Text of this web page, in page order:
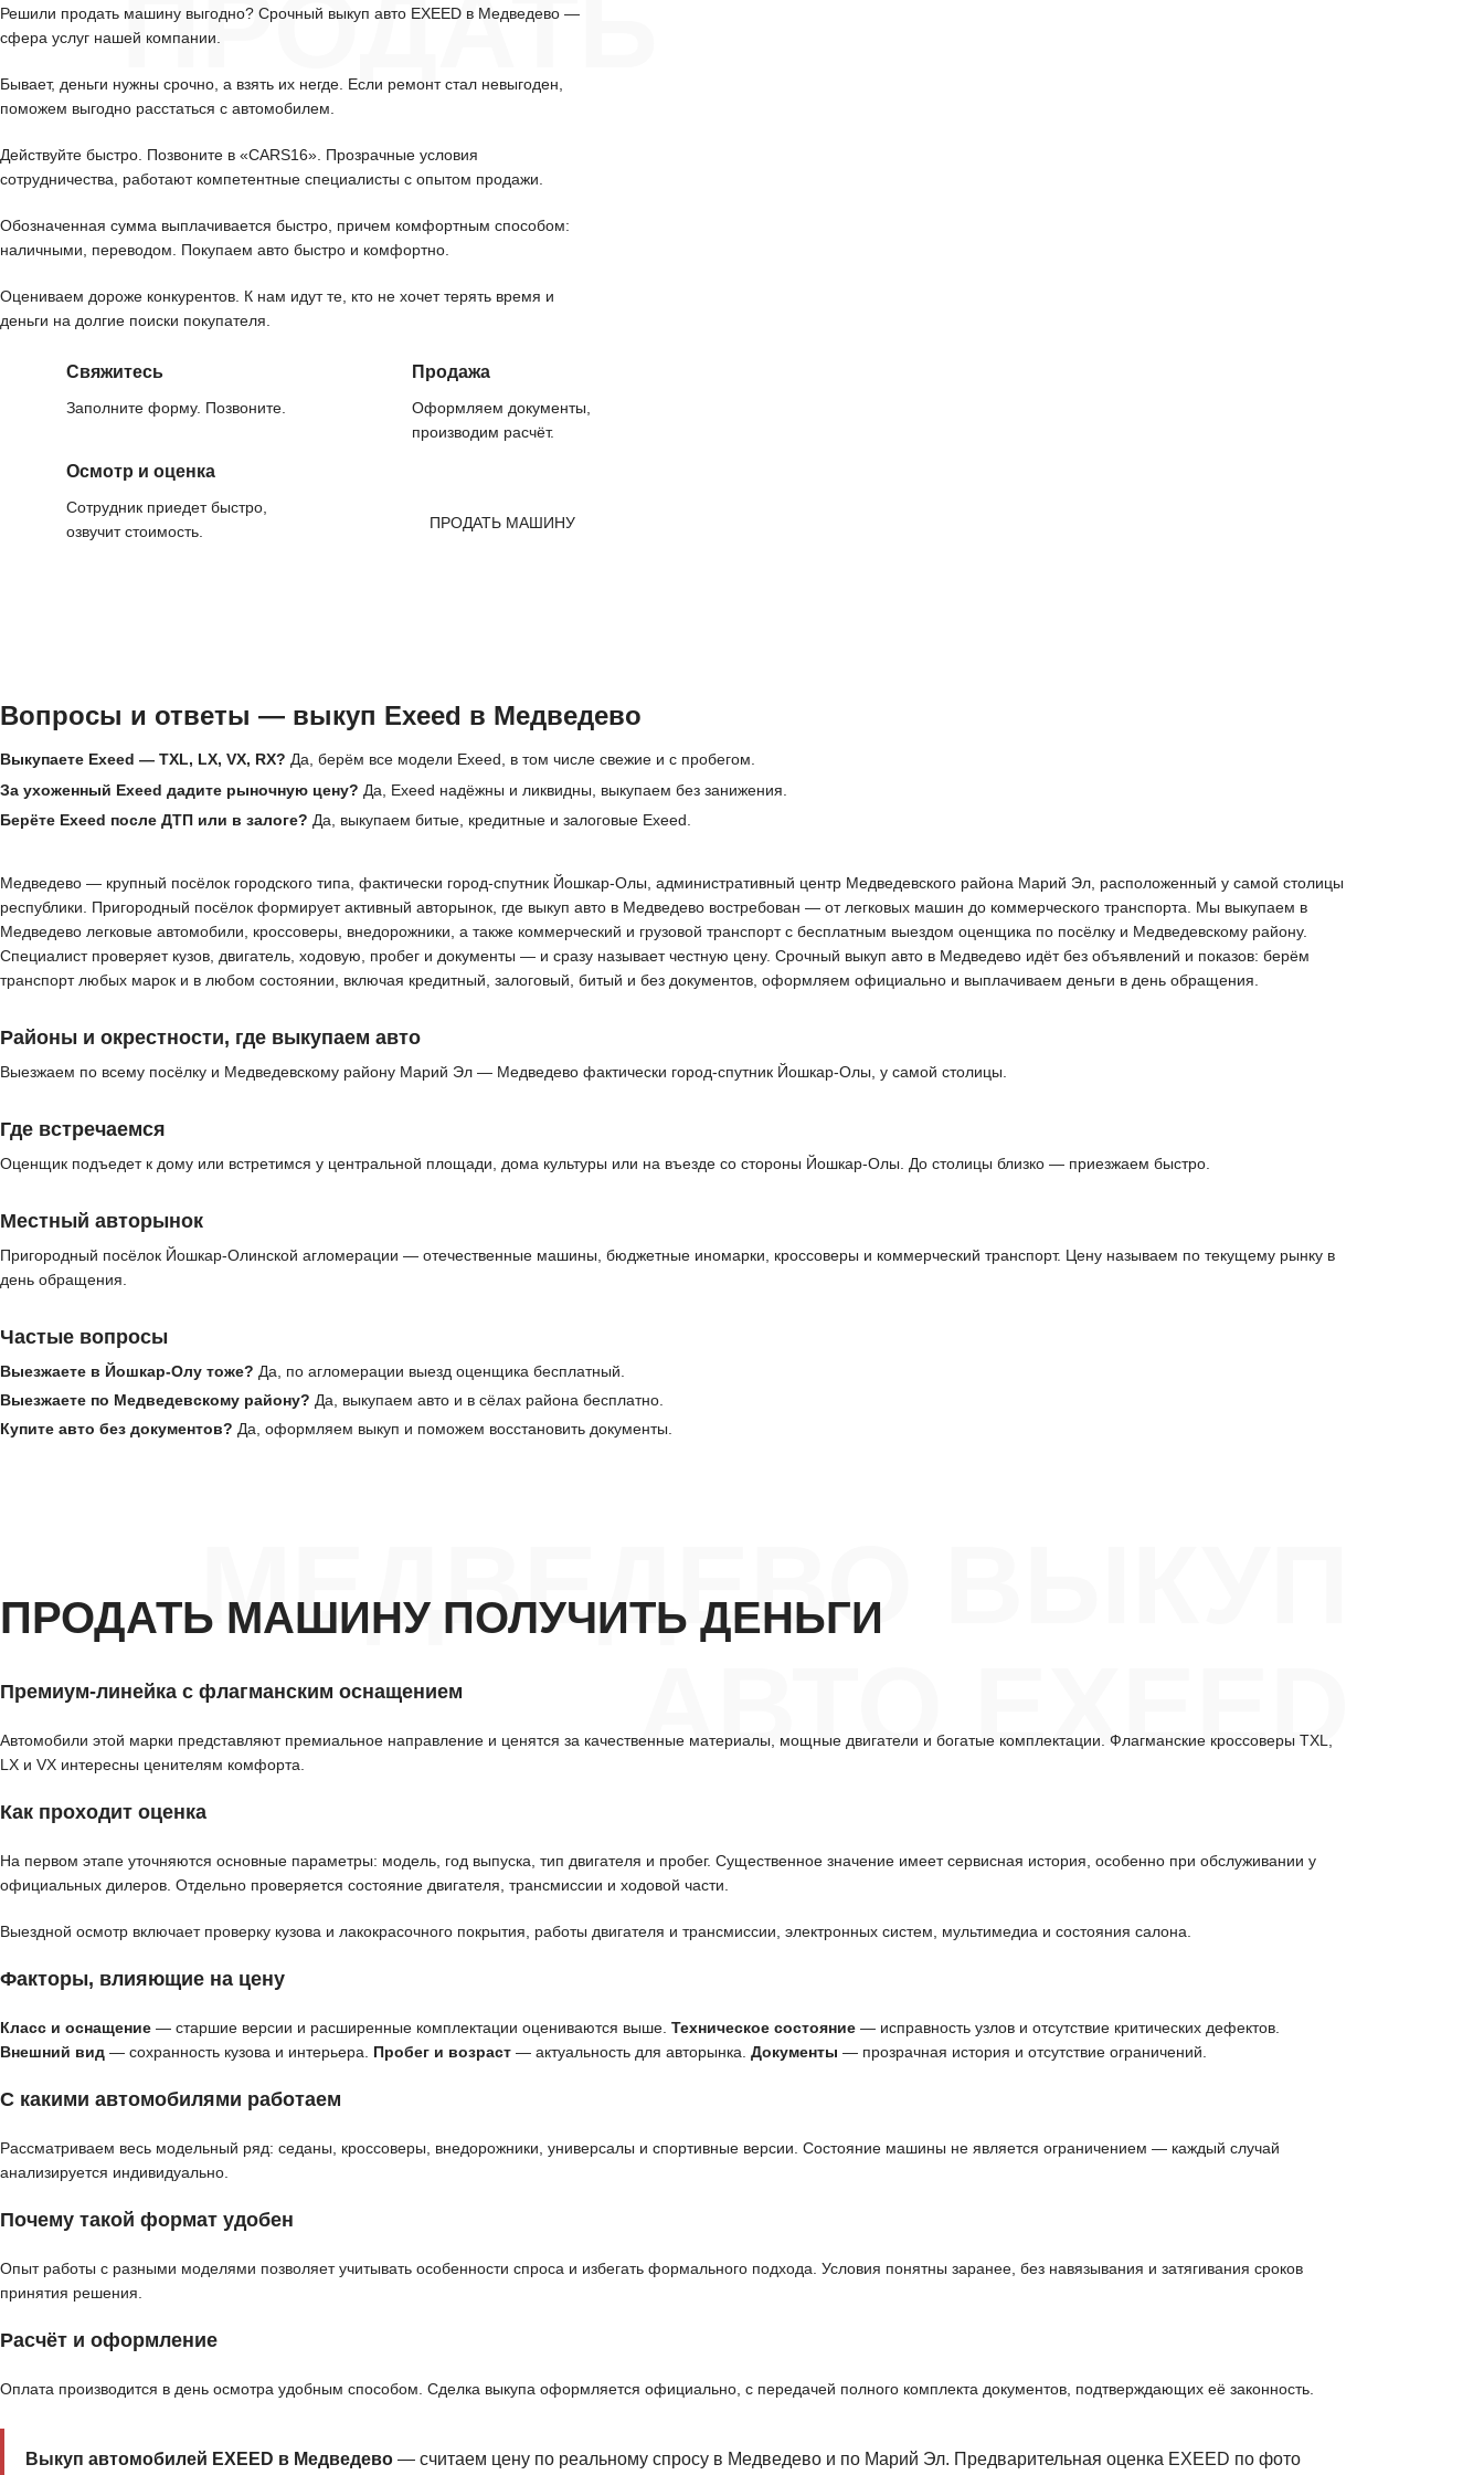
ПРОДАТЬ
Решили продать машину выгодно? Срочный выкуп авто EXEED в Медведево —
сфера услуг нашей компании.
Бывает, деньги нужны срочно, а взять их негде. Если ремонт стал невыгоден,
поможем выгодно расстаться с автомобилем.
Действуйте быстро. Позвоните в «CARS16». Прозрачные условия
сотрудничества, работают компетентные специалисты с опытом продажи.
Обозначенная сумма выплачивается быстро, причем комфортным способом:
наличными, переводом. Покупаем авто быстро и комфортно.
Оцениваем дороже конкурентов. К нам идут те, кто не хочет терять время и
деньги на долгие поиски покупателя.
Свяжитесь
Заполните форму. Позвоните.
Осмотр и оценка
Сотрудник приедет быстро,
озвучит стоимость.
Продажа
Оформляем документы,
производим расчёт.
ПРОДАТЬ МАШИНУ
Вопросы и ответы — выкуп Exeed в Медведево
Выкупаете Exeed — TXL, LX, VX, RX? Да, берём все модели Exeed, в том числе свежие и с пробегом.
За ухоженный Exeed дадите рыночную цену? Да, Exeed надёжны и ликвидны, выкупаем без занижения.
Берёте Exeed после ДТП или в залоге? Да, выкупаем битые, кредитные и залоговые Exeed.
Медведево — крупный посёлок городского типа, фактически город-спутник Йошкар-Олы, административный центр Медведевского района Марий Эл, расположенный у самой столицы
республики. Пригородный посёлок формирует активный авторынок, где выкуп авто в Медведево востребован — от легковых машин до коммерческого транспорта. Мы выкупаем в
Медведево легковые автомобили, кроссоверы, внедорожники, а также коммерческий и грузовой транспорт с бесплатным выездом оценщика по посёлку и Медведевскому району.
Специалист проверяет кузов, двигатель, ходовую, пробег и документы — и сразу называет честную цену. Срочный выкуп авто в Медведево идёт без объявлений и показов: берём
транспорт любых марок и в любом состоянии, включая кредитный, залоговый, битый и без документов, оформляем официально и выплачиваем деньги в день обращения.
Районы и окрестности, где выкупаем авто
Выезжаем по всему посёлку и Медведевскому району Марий Эл — Медведево фактически город-спутник Йошкар-Олы, у самой столицы.
Где встречаемся
Оценщик подъедет к дому или встретимся у центральной площади, дома культуры или на въезде со стороны Йошкар-Олы. До столицы близко — приезжаем быстро.
Местный авторынок
Пригородный посёлок Йошкар-Олинской агломерации — отечественные машины, бюджетные иномарки, кроссоверы и коммерческий транспорт. Цену называем по текущему рынку в
день обращения.
Частые вопросы
Выезжаете в Йошкар-Олу тоже? Да, по агломерации выезд оценщика бесплатный.
Выезжаете по Медведевскому району? Да, выкупаем авто и в сёлах района бесплатно.
Купите авто без документов? Да, оформляем выкуп и поможем восстановить документы.
МЕДВЕДЕВО ВЫКУП
АВТО EXEED
ПРОДАТЬ МАШИНУ ПОЛУЧИТЬ ДЕНЬГИ
Премиум-линейка с флагманским оснащением
Автомобили этой марки представляют премиальное направление и ценятся за качественные материалы, мощные двигатели и богатые комплектации. Флагманские кроссоверы TXL,
LX и VX интересны ценителям комфорта.
Как проходит оценка
На первом этапе уточняются основные параметры: модель, год выпуска, тип двигателя и пробег. Существенное значение имеет сервисная история, особенно при обслуживании у
официальных дилеров. Отдельно проверяется состояние двигателя, трансмиссии и ходовой части.
Выездной осмотр включает проверку кузова и лакокрасочного покрытия, работы двигателя и трансмиссии, электронных систем, мультимедиа и состояния салона.
Факторы, влияющие на цену
Класс и оснащение — старшие версии и расширенные комплектации оцениваются выше. Техническое состояние — исправность узлов и отсутствие критических дефектов.
Внешний вид — сохранность кузова и интерьера. Пробег и возраст — актуальность для авторынка. Документы — прозрачная история и отсутствие ограничений.
С какими автомобилями работаем
Рассматриваем весь модельный ряд: седаны, кроссоверы, внедорожники, универсалы и спортивные версии. Состояние машины не является ограничением — каждый случай
анализируется индивидуально.
Почему такой формат удобен
Опыт работы с разными моделями позволяет учитывать особенности спроса и избегать формального подхода. Условия понятны заранее, без навязывания и затягивания сроков
принятия решения.
Расчёт и оформление
Оплата производится в день осмотра удобным способом. Сделка выкупа оформляется официально, с передачей полного комплекта документов, подтверждающих её законность.
Выкуп автомобилей EXEED в Медведево— считаем цену по реальному спросу в Медведево и по Марий Эл. Предварительная оценка EXEED по фото